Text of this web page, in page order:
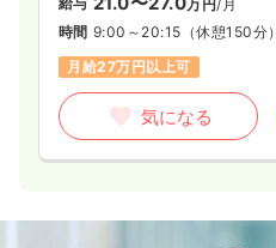
万円/月
時間 9:00～20:15 （休憩150分）
月給27万円以上可
気になる